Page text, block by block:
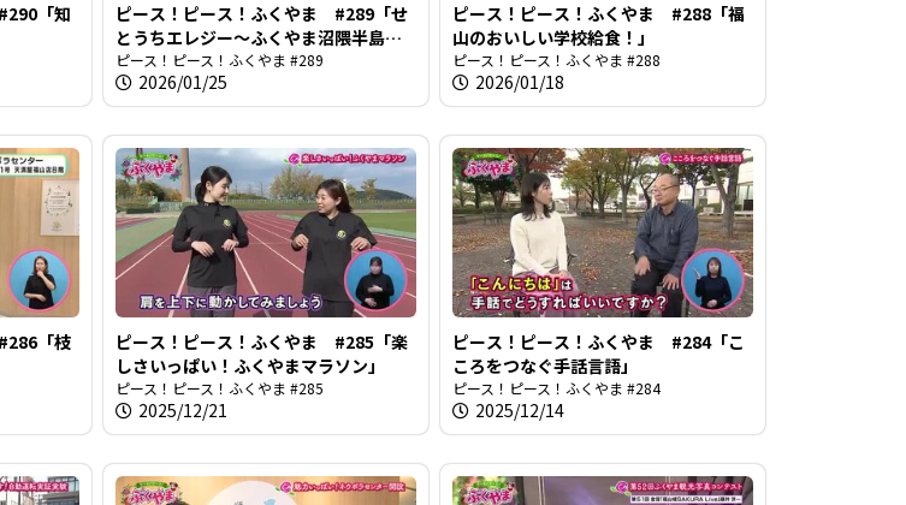
「知
ピース！ピース！ふくやま #289「せ
とうちエレジー〜ふくやま沼隈半島体
験博〜」
ピース！ピース！ふくやま #289
2026/01/25
ピース！ピース！ふくやま #288「福
山のおいしい学校給食！」
ピース！ピース！ふくやま #288
2026/01/18
「枝
ピース！ピース！ふくやま #285「楽
しさいっぱい！ふくやまマラソン」
ピース！ピース！ふくやま #285
2025/12/21
ピース！ピース！ふくやま #284「こ
ころをつなぐ手話言語」
ピース！ピース！ふくやま #284
2025/12/14